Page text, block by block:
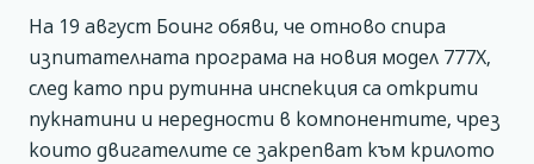
На 19 август Боинг обяви, че отново спира
изпитателната програма на новия модел 777Х,
след като при рутинна инспекция са открити
пукнатини и нередности в компонентите, чрез
които двигателите се закрепват към крилото